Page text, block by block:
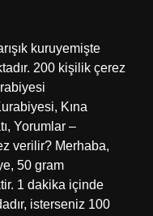
kuruyemişte
200 kişilik çerez
Kına
Yorumlar –
verilir? Merhaba,
50 gram
1 dakika içinde
isterseniz 100